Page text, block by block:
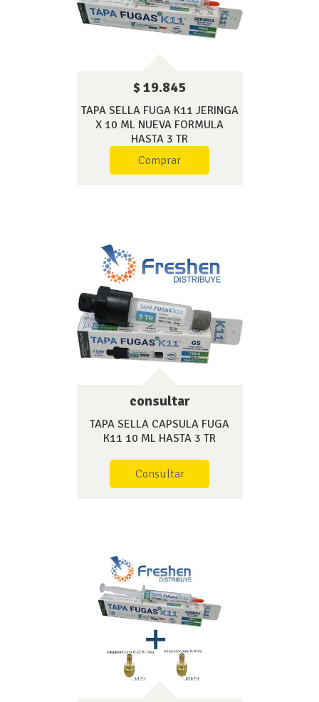
$ 19.845
TAPA SELLA FUGA K11 JERINGA
X 10 ML NUEVA FORMULA
HASTA 3 TR
Comprar
consultar
TAPA SELLA CAPSULA FUGA
K11 10 ML HASTA 3 TR
Consultar